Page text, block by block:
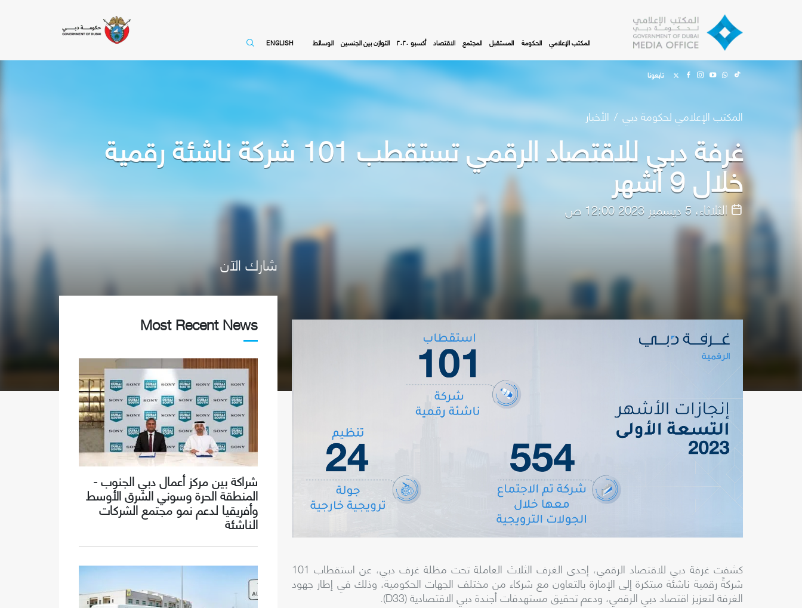
المكتب الإعلامي الحكومة المستقبل المجتمع الاقتصاد أكسبو ٢٠٢٠ التوازن بين الجنسين الوسائط ENGLISH
تابعونا
المكتب الإعلامي لحكومة دبي الأخبار
غرفة دبي للاقتصاد الرقمي تستقطب 101 شركة ناشئة رقمية
خلال 9 أشهر
الثلاثاء، 5 ديسمبر 2023 12:00 ص
كشفت غرفة دبي للاقتصاد الرقمي، إحدى الغرف الثلاث العاملة تحت مظلة غرف دبي، عن استقطاب 101
شركةً رقمية ناشئة مبتكرة إلى الإمارة بالتعاون مع شركاء من مختلف الجهات الحكومية، وذلك في إطار جهود
الغرفة لتعزيز اقتصاد دبي الرقمي، ودعم تحقيق مستهدفات أجندة دبي الاقتصادية (D33).
شارك الآن
Most Recent News
شراكة بين مركز أعمال دبي الجنوب -
المنطقة الحرة وسوني الشرق الأوسط
وأفريقيا لدعم نمو مجتمع الشركات
الناشئة